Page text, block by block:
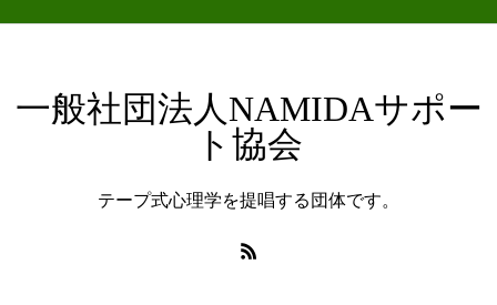
一般社団法人NAMIDAサポー
ト協会
テープ式心理学を提唱する団体です。